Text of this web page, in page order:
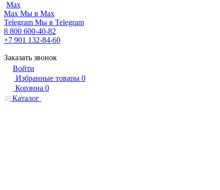
Max
Max Мы в Max
Telegram Мы в Telegram
8 800 600-40-82
+7 901 132-84-60
Заказать звонок
Войти
Избранные товары 0
Корзина 0
Каталог